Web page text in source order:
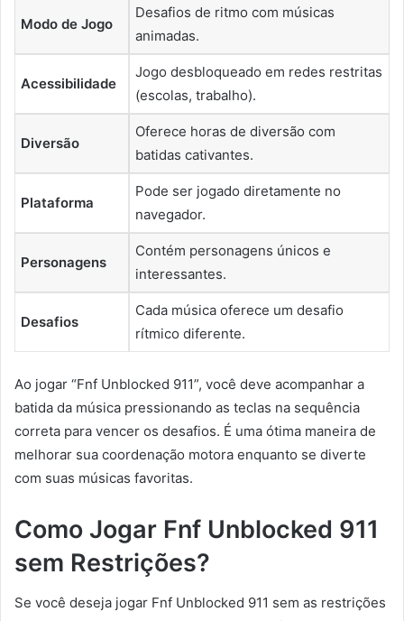
Modo de Jogo
Desafios de ritmo com músicas
animadas.
Acessibilidade
Jogo desbloqueado em redes restritas
(escolas, trabalho).
Diversão
Oferece horas de diversão com
batidas cativantes.
Plataforma
Pode ser jogado diretamente no
navegador.
Personagens
Contém personagens únicos e
interessantes.
Desafios
Cada música oferece um desafio
rítmico diferente.
Ao jogar “Fnf Unblocked 911”, você deve acompanhar a
batida da música pressionando as teclas na sequência
correta para vencer os desafios. É uma ótima maneira de
melhorar sua coordenação motora enquanto se diverte
com suas músicas favoritas.
Como Jogar Fnf Unblocked 911
sem Restrições?
Se você deseja jogar Fnf Unblocked 911 sem as restrições